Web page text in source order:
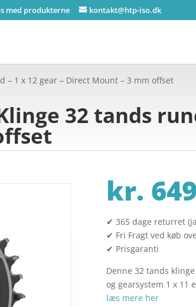
med produkterne kontakt@htp-iso.dk
– 1 x 12 gear – Direct Mount – 3 mm offset
32 tands
kr.
✔ 365 dage returret
✔ Fri Fragt ved køb
✔ Prisgaranti
Denne 32 tands
og gearsystem 1 x 11
læs mere her